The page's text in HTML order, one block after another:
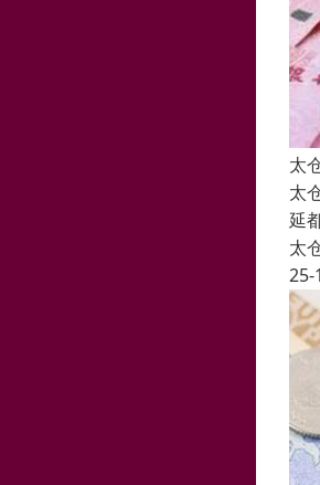
太
太
延
太
25-